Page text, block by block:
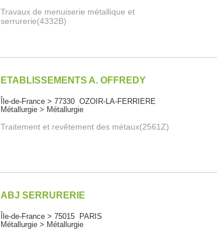
Travaux de menuiserie métallique et
serrurerie(4332B)
ETABLISSEMENTS A. OFFREDY
Île-de-France > 77330 OZOIR-LA-FERRIERE
Métallurgie > Métallurgie
Traitement et revêtement des métaux(2561Z)
ABJ SERRURERIE
Île-de-France > 75015 PARIS
Métallurgie > Métallurgie